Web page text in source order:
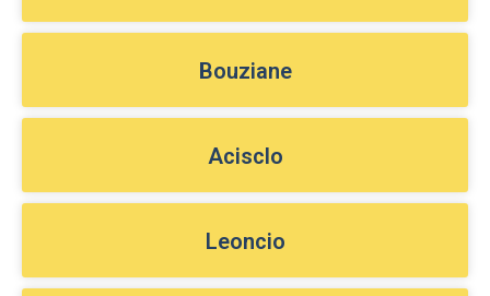
Bouziane
Acisclo
Leoncio